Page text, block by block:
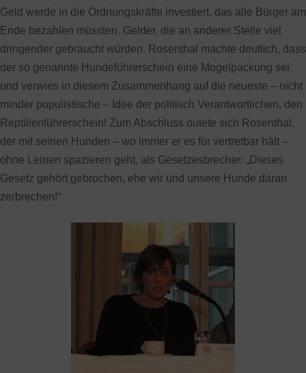
Geld werde in die Ordnungskräfte investiert, das alle Bürger am
Ende bezahlen müssten. Gelder, die an anderer Stelle viel
dringender gebraucht würden. Rosenthal machte deutlich, dass
der so genannte Hundeführerschein eine Mogelpackung sei
und verwies in diesem Zusammenhang auf die neueste – nicht
minder populistische – Idee der politisch Verantwortlichen, den
Reptilienführerschein! Zum Abschluss outete sich Rosenthal,
der mit seinen Hunden – wo immer er es für vertretbar hält –
ohne Leinen spazieren geht, als Gesetzesbrecher: „Dieses
Gesetz gehört gebrochen, ehe wir und unsere Hunde daran
zerbrechen!“